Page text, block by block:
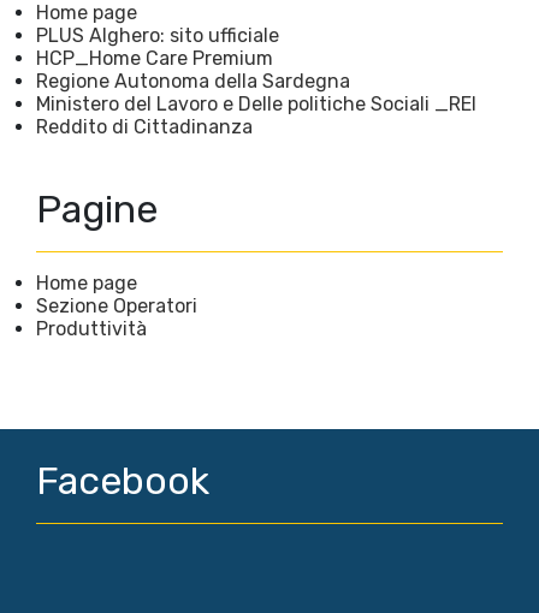
Home page
PLUS Alghero: sito ufficiale
HCP_Home Care Premium
Regione Autonoma della Sardegna
Ministero del Lavoro e Delle politiche Sociali _REI
Reddito di Cittadinanza
Pagine
Home page
Sezione Operatori
Produttività
Facebook